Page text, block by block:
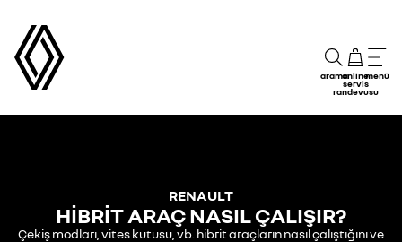
aramaonline
servis
randevusu
menü
RENAULT
HİBRİT ARAÇ NASIL ÇALIŞIR?
Çekiş modları, vites kutusu, vb. hibrit araçların nasıl çalıştığını ve